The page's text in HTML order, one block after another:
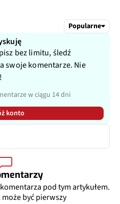
Popularne
bez limitu, śledź
swoje komentarze. Nie
w ciągu 14 dni
konto
pod tym artykułem.
być pierwszy